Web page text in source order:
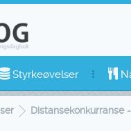
Styrkeøvelser